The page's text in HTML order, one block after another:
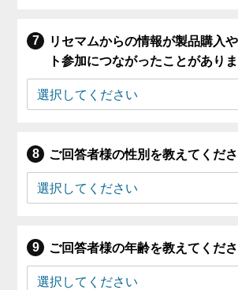
リセマムからの情報が製品購入
ト参加につながったことがありま
ご回答者様の性別を教えてくださ
ご回答者様の年齢を教えてくださ